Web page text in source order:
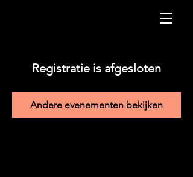
Registratie is afgesloten
Andere evenementen bekijken